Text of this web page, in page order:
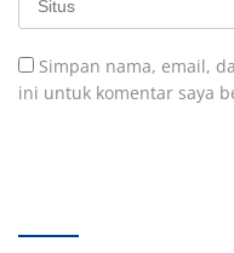
Simpan nama, email,
ini untuk komentar saya